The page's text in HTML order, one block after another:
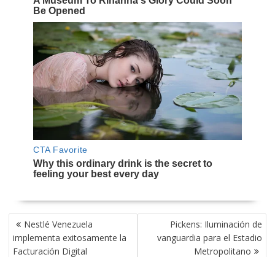
NAVEGACIÓN
DE
ENTRADAS
Nestlé Venezuela
implementa exitosamente la
Facturación Digital
Pickens: Iluminación de
vanguardia para el Estadio
Metropolitano